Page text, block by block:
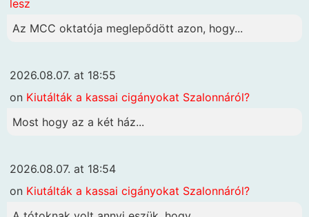
lesz
Az MCC oktatója meglepődött azon, hogy...
2026.08.07. at 18:55
on Kiutálták a kassai cigányokat Szalonnáról?
Most hogy az a két ház...
2026.08.07. at 18:54
on Kiutálták a kassai cigányokat Szalonnáról?